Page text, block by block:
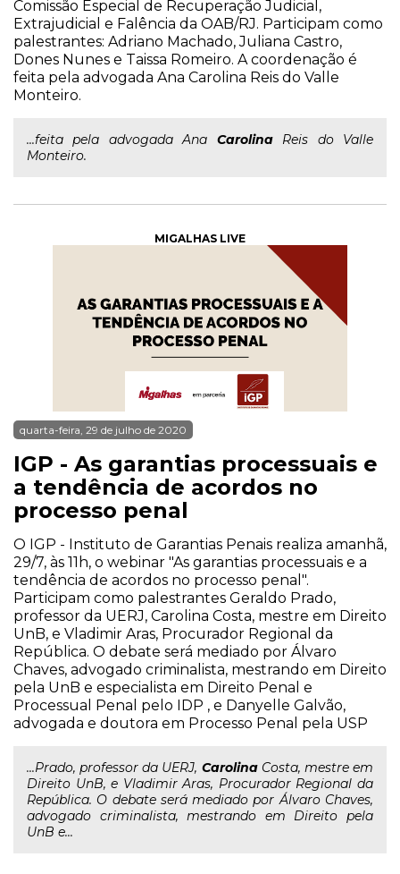
Comissão Especial de Recuperação Judicial,
Extrajudicial e Falência da OAB/RJ. Participam como
palestrantes: Adriano Machado, Juliana Castro,
Dones Nunes e Taissa Romeiro. A coordenação é
feita pela advogada Ana Carolina Reis do Valle
Monteiro.
...feita pela advogada Ana CarolinaReis do Valle
Monteiro.
MIGALHAS LIVE
quarta-feira, 29 de julho de 2020
IGP - As garantias processuais e
a tendência de acordos no
processo penal
O IGP - Instituto de Garantias Penais realiza amanhã,
29/7, às 11h, o webinar "As garantias processuais e a
tendência de acordos no processo penal".
Participam como palestrantes Geraldo Prado,
professor da UERJ, Carolina Costa, mestre em Direito
UnB, e Vladimir Aras, Procurador Regional da
República. O debate será mediado por Álvaro
Chaves, advogado criminalista, mestrando em Direito
pela UnB e especialista em Direito Penal e
Processual Penal pelo IDP , e Danyelle Galvão,
advogada e doutora em Processo Penal pela USP
...Prado, professor da UERJ, CarolinaCosta, mestre em
Direito UnB, e Vladimir Aras, Procurador Regional da
República. O debate será mediado por Álvaro Chaves,
advogado criminalista, mestrando em Direito pela
UnB e...